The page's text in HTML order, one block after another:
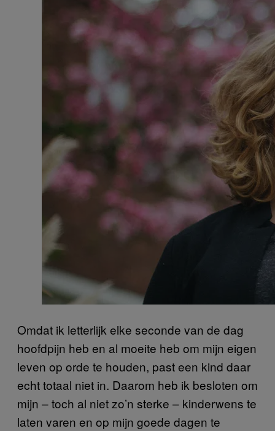
Omdat ik letterlijk elke seconde van de dag
hoofdpijn heb en al moeite heb om mijn eigen
leven op orde te houden, past een kind daar
echt totaal niet in. Daarom heb ik besloten om
mijn – toch al niet zo’n sterke – kinderwens te
laten varen en op mijn goede dagen te